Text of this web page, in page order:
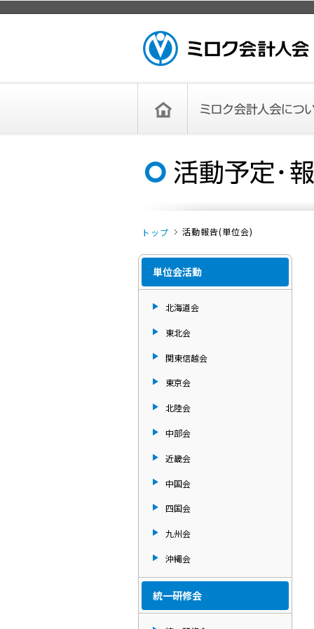
トップ 活動報告(単位会)
単位会活動
北海道会
東北会
関東信越会
東京会
北陸会
中部会
近畿会
中国会
四国会
九州会
沖縄会
統一研修会